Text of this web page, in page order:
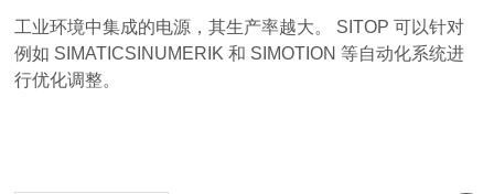
工业环境中集成的电源，其生产率越大。 SITOP 可以针对
例如 SIMATICSINUMERIK 和 SIMOTION 等自动化系统进
行优化调整。